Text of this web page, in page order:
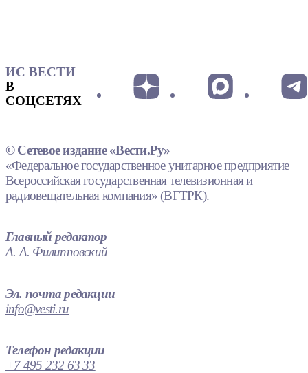
ИС ВЕСТИ
В
СОЦСЕТЯХ
© Сетевое издание «Вести.Ру»
«Федеральное государственное унитарное предприятие
Всероссийская государственная телевизионная и
радиовещательная компания» (ВГТРК).
Главный редактор
А. А. Филипповский
Эл. почта редакции
info@vesti.ru
Телефон редакции
+7 495 232 63 33